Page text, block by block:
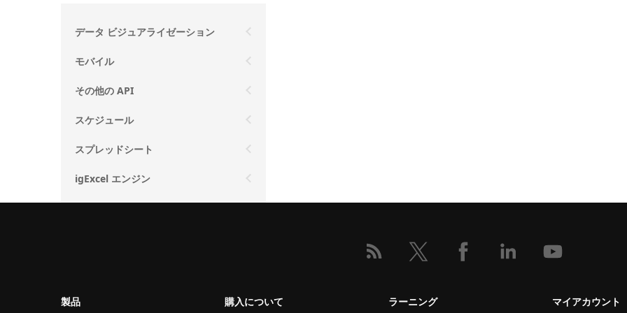
データ ビジュアライゼーション
モバイル
その他の API
スケジュール
スプレッドシート
igExcel エンジン
製品 購入について ラーニング マイアカウント